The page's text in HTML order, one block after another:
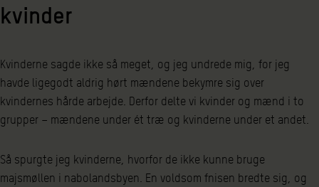
kvinder
Kvinderne sagde ikke så meget, og jeg undrede mig, for jeg
havde ligegodt aldrig hørt mændene bekymre sig over
kvindernes hårde arbejde. Derfor delte vi kvinder og mænd i to
grupper – mændene under ét træ og kvinderne under et andet.
Så spurgte jeg kvinderne, hvorfor de ikke kunne bruge
majsmøllen i nabolandsbyen. En voldsom fnisen bredte sig, og